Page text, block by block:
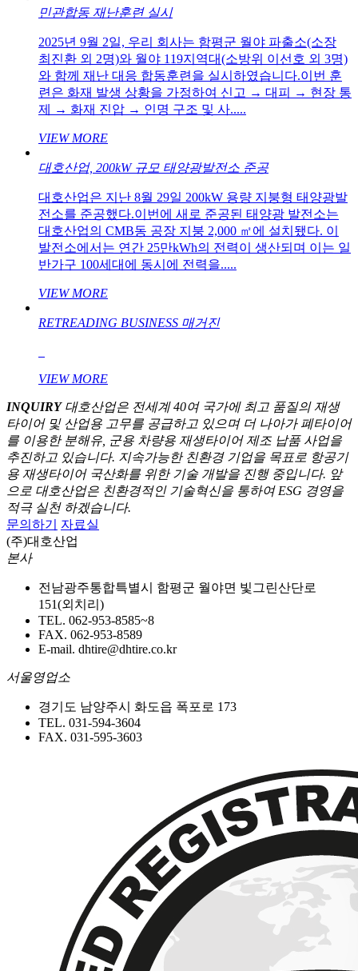
민관합동 재난훈련 실시
2025년 9월 2일, 우리 회사는 함평군 월야 파출소(소장
최진환 외 2명)와 월야 119지역대(소방위 이선호 외 3명)
와 함께 재난 대응 합동훈련을 실시하였습니다.이번 훈
련은 화재 발생 상황을 가정하여 신고 → 대피 → 현장 통
제 → 화재 진압 → 인명 구조 및 사.....
VIEW MORE
대호산업, 200kW 규모 태양광발전소 준공
대호산업은 지난 8월 29일 200kW 용량 지붕형 태양광발
전소를 준공했다.이번에 새로 준공된 태양광 발전소는
대호산업의 CMB동 공장 지붕 2,000 ㎡에 설치됐다. 이
발전소에서는 연간 25만kWh의 전력이 생산되며 이는 일
반가구 100세대에 동시에 전력을.....
VIEW MORE
RETREADING BUSINESS 매거진
VIEW MORE
INQUIRY 대호산업은 전세계 40여 국가에 최고 품질의 재생
타이어 및 산업용 고무를 공급하고 있으며 더 나아가 폐타이어
를 이용한 분해유, 군용 차량용 재생타이어 제조 납품 사업을
추진하고 있습니다. 지속가능한 친환경 기업을 목표로 항공기
용 재생타이어 국산화를 위한 기술 개발을 진행 중입니다. 앞
으로 대호산업은 친환경적인 기술혁신을 통하여 ESG 경영을
적극 실천 하겠습니다.
문의하기
자료실
(주)대호산업
본사
전남광주통합특별시 함평군 월야면 빛그린산단로
151(외치리)
TEL. 062-953-8585~8
FAX. 062-953-8589
E-mail. dhtire@dhtire.co.kr
서울영업소
경기도 남양주시 화도읍 폭포로 173
TEL. 031-594-3604
FAX. 031-595-3603